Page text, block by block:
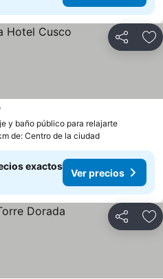
Compartir
y baño público para relajarte
de: Centro de la ciudad
exactos
Ver precios
Compartir